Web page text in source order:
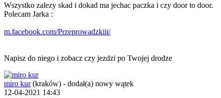
Wszystko zalezy skad i dokad ma jechac paczka i czy door to door.
Polecam Jarka :
m.facebook.com/Przeprowadzkiii/
Napisz do niego i zobacz czy jezdzi po Twojej drodze
miro kur (kraków) - dodał(a) nowy wątek
12-04-2021 14:43